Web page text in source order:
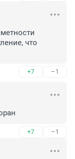
что
+7 –1
+7 –1